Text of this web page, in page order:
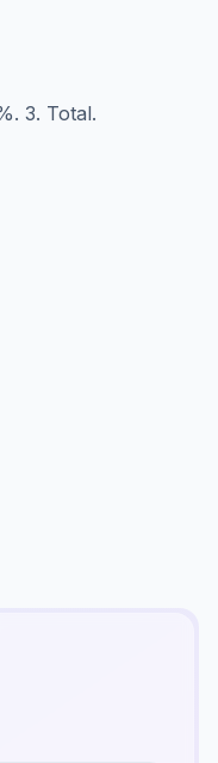
3. Total.